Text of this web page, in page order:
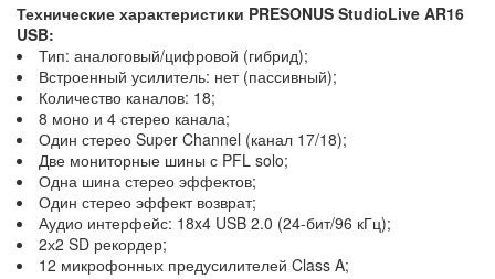
Технические характеристики PRESONUS StudioLive AR16
USB:
Тип: аналоговый/цифровой (гибрид);
Встроенный усилитель: нет (пассивный);
Количество каналов: 18;
8 моно и 4 стерео канала;
Один стерео Super Channel (канал 17/18);
Две мониторные шины с PFL solo;
Одна шина стерео эффектов;
Один стерео эффект возврат;
Аудио интерфейс: 18x4 USB 2.0 (24-бит/96 кГц);
2х2 SD рекордер;
12 микрофонных предусилителей Class A;